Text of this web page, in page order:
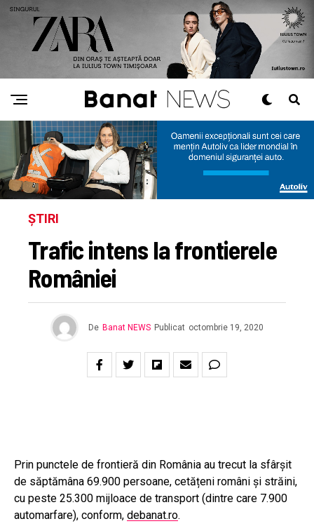
ȘTIRI
Trafic intens la frontierele
României
De Banat NEWS Publicat octombrie 19, 2020
Prin punctele de frontieră din România au trecut la sfârșit
de săptămâna 69.900 persoane, cetățeni români și străini,
cu peste 25.300 mijloace de transport (dintre care 7.900
automarfare), conform, debanat.ro.